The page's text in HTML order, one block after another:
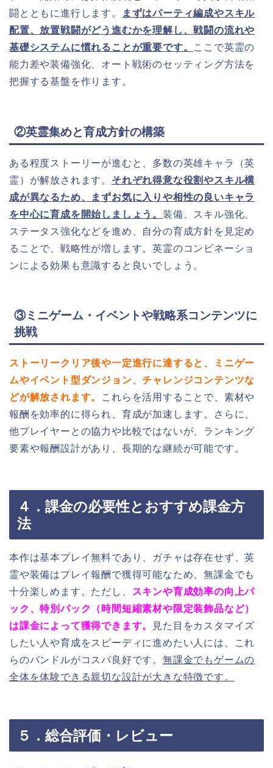
闘とともに進行します。
まずはパーティ編成やスキル
配置、放置戦闘がどう進むかを理解し、戦闘の流れや
基礎システムに慣れることが重要です。 ここで英霊の
能力差や装備強化、オート戦術のセッティング方法を
把握する基盤を作ります。
②英霊集めと育成方針の構築
ある程度ストーリーが進むと、多数の英雄キャラ（英
霊）が解放されます。 それぞれ得意な役割やスキル構
成が異なるため、まずお気に入りや相性の良いキャラ
を中心に育成を開始しましょう。 装備、スキル強化、
ステータス強化などを進め、自分の育成方針を見定め
ることで、戦略性が増します。英霊のコンビネーショ
ンによる効果も意識すると良いでしょう。
③ミニゲーム・イベントや戦略系コンテンツに
挑戦
ストーリークリア後や一定進行に達すると、ミニゲー
ムやイベント型ダンジョン、チャレンジコンテンツな
どが解放されます。
これらを活用することで、素材や
報酬を効率的に得られ、育成が加速します。さらに、
他プレイヤーとの協力や比較ではないが、ランキング
要素や報酬設計があり、長期的な継続が可能です。
４．課金の必要性とおすすめ課金方
法
本作は基本プレイ無料であり、ガチャは存在せず、英
霊や装備はプレイ報酬で獲得可能なため、無課金でも
十分楽しめます。ただし、
スキンや育成効率の向上パ
ック、特別パック（時間短縮素材や限定装飾品など）
は課金によって獲得できます。
見た目をカスタマイズ
したい人や育成をスピーディに進めたい人には、これ
らのバンドルがコスパ良好です。 無課金でもゲームの
全体を体験できる親切な設計が大きな特徴です。
５．総合評価・レビュー